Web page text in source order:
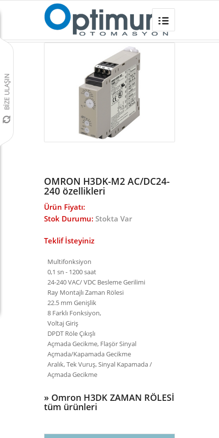
OMRON H3DK-M2 AC/DC24-240
Omron Türkiye Sayıcılar ve Zaman Röleleri
/
H3DK ZAMAN RÖLESİ
/
OMRON H3DK-M2 AC/DC24-
240 özellikleri
Ürün Fiyatı:
Stok Durumu: Stokta Var
Teklif İsteyiniz
Multifonksiyon
0,1 sn - 1200 saat
24-240 VAC/ VDC Besleme Gerilimi
Ray Montajlı Zaman Rölesi
22.5 mm Genişlik
8 Farklı Fonksiyon,
Voltaj Giriş
DPDT Röle Çıkışlı
Açmada Gecikme, Flaşör Sinyal
Açmada/Kapamada Gecikme
Aralık, Tek Vuruş, Sinyal Kapamada /
Açmada Gecikme
» Omron H3DK ZAMAN RÖLESİ
tüm ürünleri